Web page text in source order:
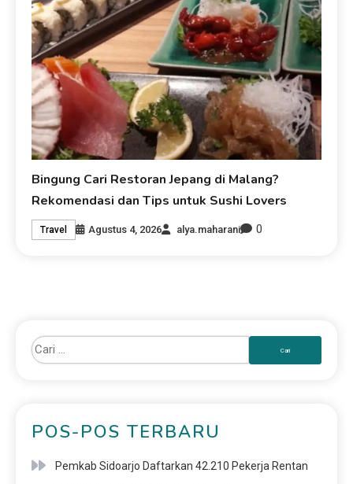
Bingung Cari Restoran Jepang di Malang?
Rekomendasi dan Tips untuk Sushi Lovers
Travel Agustus 4, 2026 alya.maharani 0
POS-POS TERBARU
Pemkab Sidoarjo Daftarkan 42.210 Pekerja Rentan